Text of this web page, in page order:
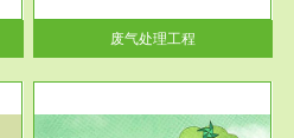
废气处理工程